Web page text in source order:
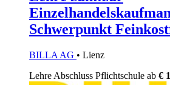
Schwerpunkt
BILLA AG • Lienz
Lehre Abschluss Pflichtschule ab €